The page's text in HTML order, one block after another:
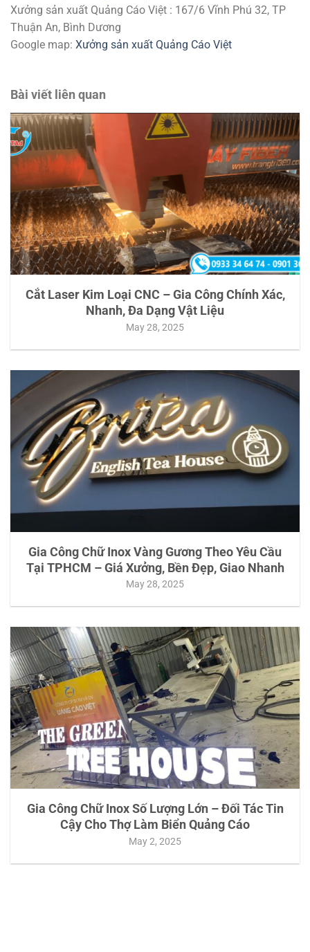
Xưởng sản xuất Quảng Cáo Việt : 167/6 Vĩnh Phú 32, TP
Thuận An, Bình Dương
Google map: Xưởng sản xuất Quảng Cáo Việt
Bài viết liên quan
Cắt Laser Kim Loại CNC – Gia Công Chính Xác,
Nhanh, Đa Dạng Vật Liệu
May 28, 2025
Gia Công Chữ Inox Vàng Gương Theo Yêu Cầu
Tại TPHCM – Giá Xưởng, Bền Đẹp, Giao Nhanh
May 28, 2025
Gia Công Chữ Inox Số Lượng Lớn – Đối Tác Tin
Cậy Cho Thợ Làm Biển Quảng Cáo
May 2, 2025